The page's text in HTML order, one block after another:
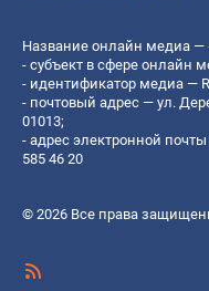
Название онлайн медиа —
- субъект в сфере онлайн
- идентификатор медиа —
- почтовый адрес — ул.
01013;
- адрес электронной
585 46 20
© 2026 Все права